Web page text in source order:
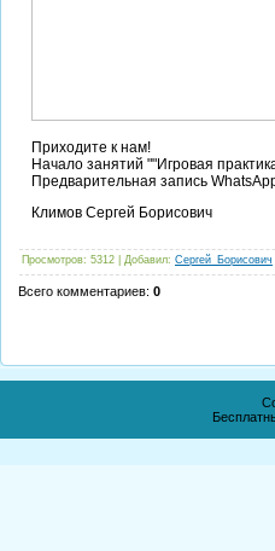
Приходите к нам!
Начало занятий ""Игровая
Предварительная запись
Климов Сергей Борисович
Просмотров: 5312 | Добавил: Сергей_Борисович
Всего комментариев: 0